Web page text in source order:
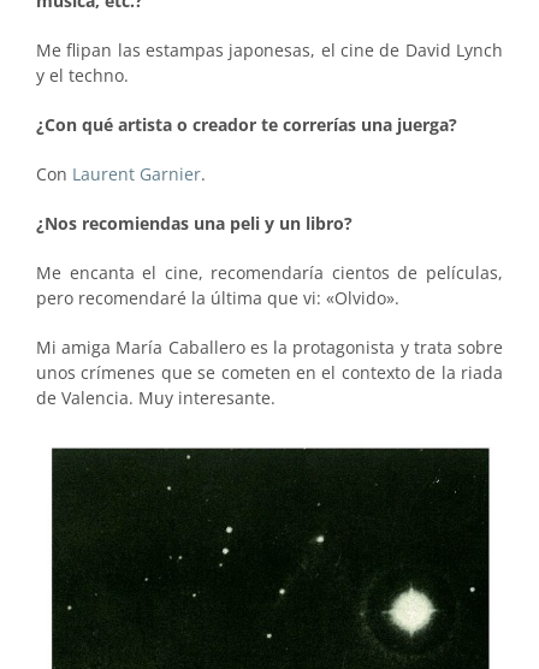
Me flipan las estampas japonesas, el cine de David Lynch
y el techno.
¿Con qué artista o creador te correrías una juerga?
Con Laurent Garnier.
¿Nos recomiendas una peli y un libro?
Me encanta el cine, recomendaría cientos de películas,
pero recomendaré la última que vi: «Olvido».
Mi amiga María Caballero es la protagonista y trata sobre
unos crímenes que se cometen en el contexto de la riada
de Valencia. Muy interesante.